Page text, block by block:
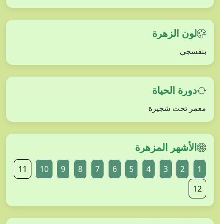
لون الزهرة
بنفسجي
دورة الحياة
معمر تحت شجيرة
الأشهر المزهرة
1
2
3
4
5
6
7
8
9
10
11
12